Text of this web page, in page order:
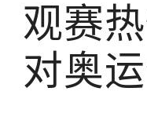
观赛
对奥